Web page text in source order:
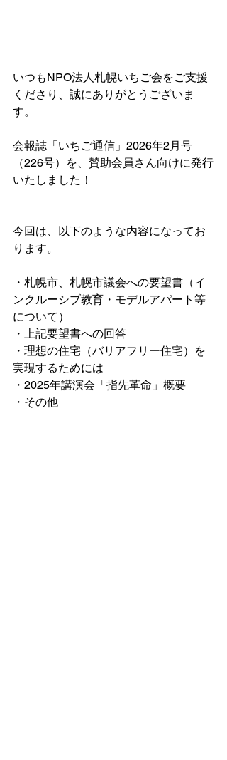
いつもNPO法人札幌いちご会をご支援
くださり、誠にありがとうございま
す。
会報誌「いちご通信」2026年2月号
（226号）を、賛助会員さん向けに発行
いたしました！
今回は、以下のような内容になってお
ります。
・札幌市、札幌市議会への要望書（イ
ンクルーシブ教育・モデルアパート等
について）
・上記要望書への回答
・理想の住宅（バリアフリー住宅）を
実現するためには
・2025年講演会「指先革命」概要
・その他